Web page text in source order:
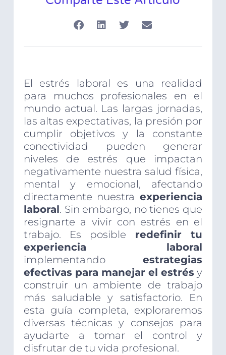
El estrés laboral es una realidad
para muchos profesionales en el
mundo actual. Las largas jornadas,
las altas expectativas, la presión por
cumplir objetivos y la constante
conectividad pueden generar
niveles de estrés que impactan
negativamente nuestra salud física,
mental y emocional, afectando
directamente nuestraexperiencia
laboral. Sin embargo, no tienes que
resignarte a vivir con estrés en el
trabajo. Es posible redefinir tu
experiencia laboral
implementandoestrategias
efectivas para manejar el estrés y
construir un ambiente de trabajo
más saludable y satisfactorio. En
esta guía completa, exploraremos
diversas técnicas y consejos para
ayudarte a tomar el control y
disfrutar de tu vida profesional.